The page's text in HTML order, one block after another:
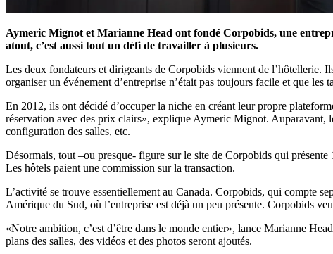
Aymeric Mignot et Marianne Head ont fondé Corpobids, une
atout, c’est aussi tout un défi de travailler à plusieurs.
Les deux fondateurs et dirigeants de Corpobids viennent de l’hôtellerie.
organiser un événement d’entreprise n’était pas toujours facile et que les
En 2012, ils ont décidé d’occuper la niche en créant leur propre
réservation avec des prix clairs», explique Aymeric Mignot. Auparavant,
configuration des salles, etc.
Désormais, tout –ou presque- figure sur le site de Corpobids qui
Les hôtels paient une commission sur la transaction.
L’activité se trouve essentiellement au Canada. Corpobids, qui compte
Amérique du Sud, où l’entreprise est déjà un peu présente. Corpobids
«Notre ambition, c’est d’être dans le monde entier», lance Marianne
plans des salles, des vidéos et des photos seront ajoutés.